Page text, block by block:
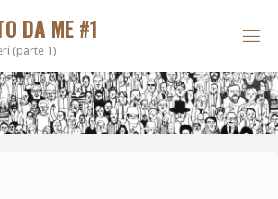
DA ME #1
(parte 1)